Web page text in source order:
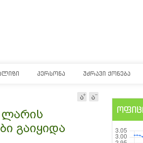
ᲞᲔᲠᲡᲝᲜᲐ ᲣᲫᲠᲐᲕᲘ ᲥᲝᲜᲔᲑᲐ
ლარის
გაიყიდა